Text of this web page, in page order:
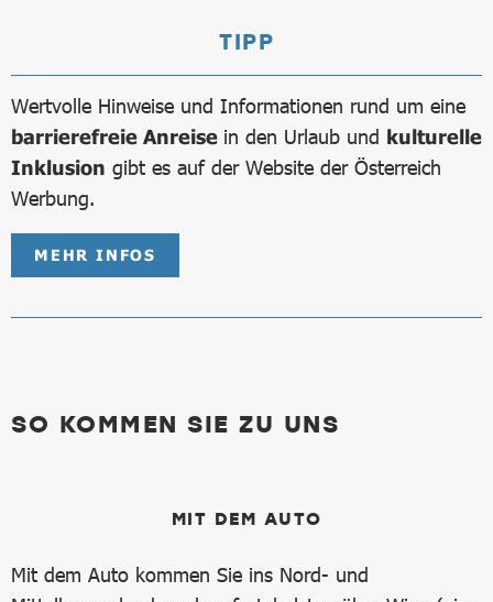
TIPP
Wertvolle Hinweise und Informationen rund um eine
barrierefreie Anreise in den Urlaub und kulturelle
Inklusion gibt es auf der Website der Österreich
Werbung.
MEHR INFOS
SO KOMMEN SIE ZU UNS
MIT DEM AUTO
Mit dem Auto kommen Sie ins Nord- und